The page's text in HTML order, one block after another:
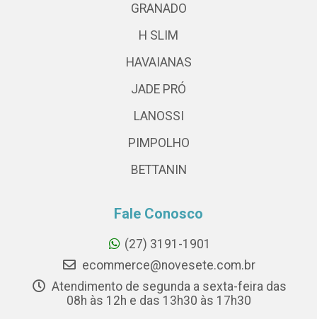
GRANADO
H SLIM
HAVAIANAS
JADE PRÓ
LANOSSI
PIMPOLHO
BETTANIN
Fale Conosco
(27) 3191-1901
ecommerce@novesete.com.br
Atendimento de segunda a sexta-feira das
08h às 12h e das 13h30 às 17h30